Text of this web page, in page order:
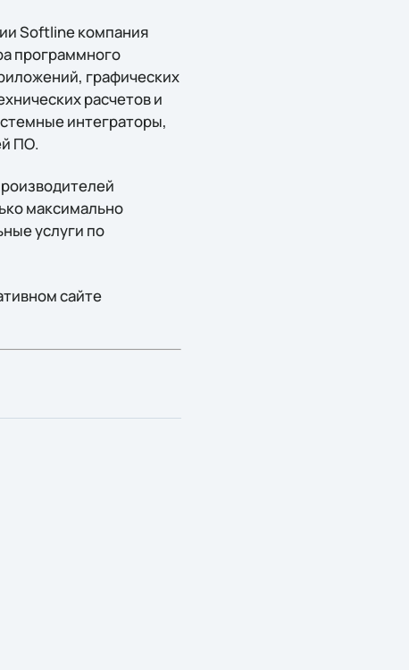
Softline компания
программного
графических
расчетов и
интеграторы,
ПО.
максимально
услуги по
сайте